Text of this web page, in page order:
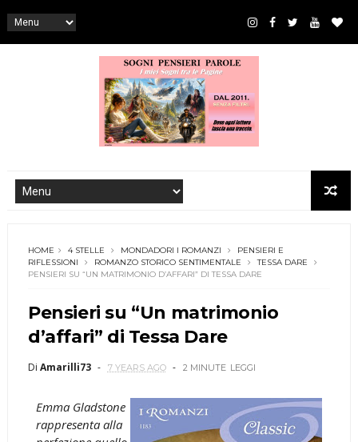
HOME 4 STELLE MONDADORI I ROMANZI
PENSIERI E
RIFLESSIONI
ROMANZO STORICO SENTIMENTALE
TESSA DARE
PENSIERI SU “UN MATRIMONIO D’AFFARI” DI TESSA DARE
Pensieri su “Un matrimonio
d’affari” di Tessa Dare
Di Amarilli73 7 YEARS AGO 2 MINUTE LEGGI
Emma Gladstone
rappresenta alla